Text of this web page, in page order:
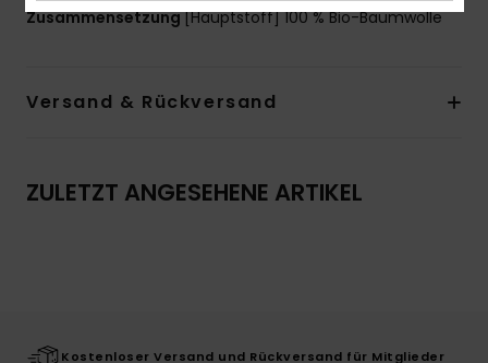
Zusammensetzung[Hauptstoff] 100 % Bio-Baumwolle
Versand & Rückversand
ZULETZT ANGESEHENE ARTIKEL
Kostenloser Versand und Rückversand für Mitglieder